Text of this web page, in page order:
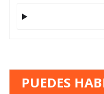
PUEDES